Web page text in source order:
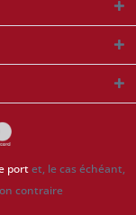
portet, le cas échéant,
contraire